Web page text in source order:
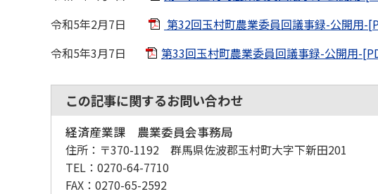
令和5年2月7日
第32回玉村町農業委員回議事録-公開用-
令和5年3月7日
第33回玉村町農業委員回議事録-公開用-
この記事に関するお問い合わせ
経済産業課 農業委員会事務局
住所： 〒370-1192 群馬県佐波郡玉村町大字下新田201
TEL： 0270-64-7710
FAX： 0270-65-2592